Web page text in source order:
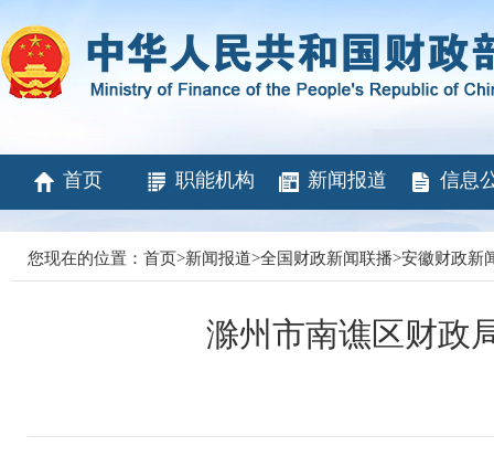
首页 职能机构 新闻报道 信息
您现在的位置： 首页>新闻报道>全国财政新闻联播>安徽财政新
滁州市南谯区财政